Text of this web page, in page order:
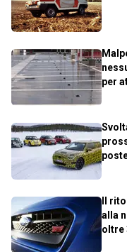
per
Il
alla
oltre